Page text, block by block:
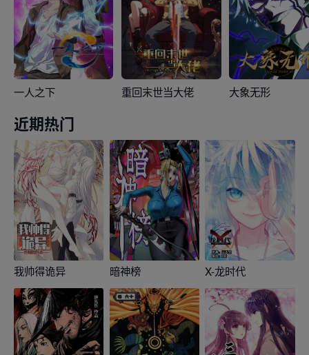
一人之下 重回末世当大佬 大象无形
近期热门
我帅得诡异 暗神榜 X-龙时代